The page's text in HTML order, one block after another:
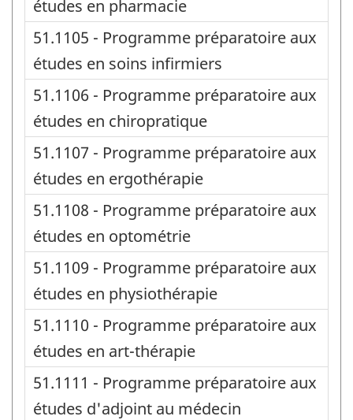
études en pharmacie
51.1105 - Programme préparatoire aux
études en soins infirmiers
51.1106 - Programme préparatoire aux
études en chiropratique
51.1107 - Programme préparatoire aux
études en ergothérapie
51.1108 - Programme préparatoire aux
études en optométrie
51.1109 - Programme préparatoire aux
études en physiothérapie
51.1110 - Programme préparatoire aux
études en art-thérapie
51.1111 - Programme préparatoire aux
études d'adjoint au médecin